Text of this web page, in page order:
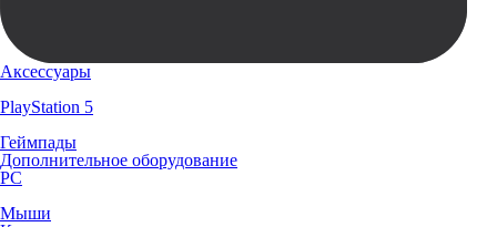
Аксессуары
PlayStation 5
Геймпады
Дополнительное оборудование
PC
Мыши